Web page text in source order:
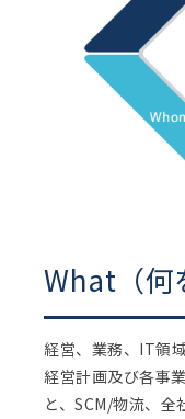
What（何
経営、業務、IT領
経営計画及び各事
と、SCM/物流、